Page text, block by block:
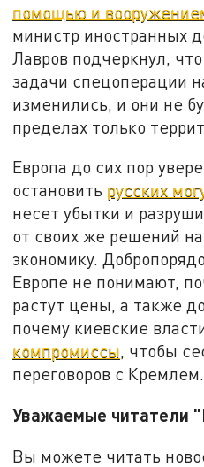
помощью и
министр иностранных
Лавров подчеркнул,
задачи спецоперации
изменились, и они не
пределах только
Европа до сих пор
остановить русских
несет убытки и
от своих же решений
экономику.
Европе не понимают,
растут цены, а также
почему киевские
компромиссы, чтобы
переговоров с
Уважаемые читатели
Вы можете читать